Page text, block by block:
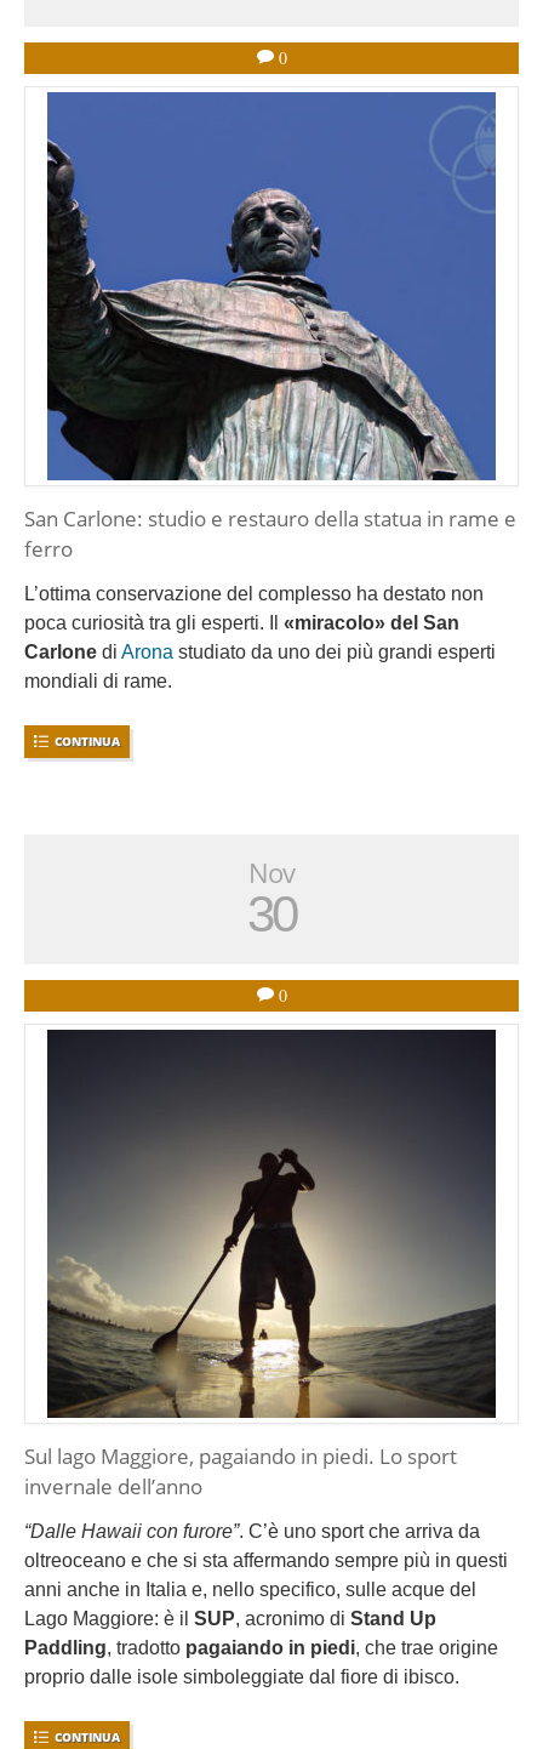
0
San Carlone: studio e restauro della statua in rame e
ferro
L’ottima conservazione del complesso ha destato non
poca curiosità tra gli esperti. Il «miracolo» del San
Carlone di Arona studiato da uno dei più grandi esperti
mondiali di rame.
CONTINUA
Nov
30
0
Sul lago Maggiore, pagaiando in piedi. Lo sport
invernale dell’anno
“Dalle Hawaii con furore”. C’è uno sport che arriva da
oltreoceano e che si sta affermando sempre più in questi
anni anche in Italia e, nello specifico, sulle acque del
Lago Maggiore: è il SUP, acronimo di Stand Up
Paddling, tradotto pagaiando in piedi, che trae origine
proprio dalle isole simboleggiate dal fiore di ibisco.
CONTINUA